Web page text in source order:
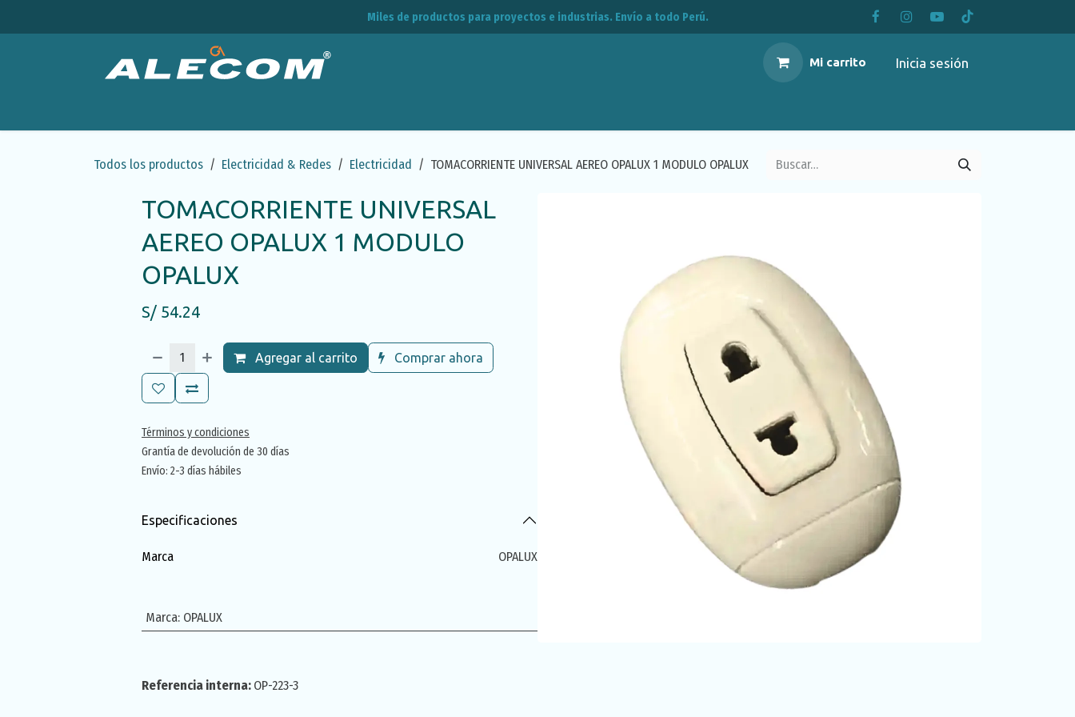
Miles de productos para proyectos e industrias. Envío a todo Perú.
Mi carrito Inicia sesión
Todos los productos Electricidad & Redes Electricidad TOMACORRIENTE UNIVERSAL AEREO OPALUX 1 MODULO OPALUX
TOMACORRIENTE UNIVERSAL
AEREO OPALUX 1 MODULO
OPALUX
S/ 54.24
Agregar al carrito Comprar ahora
Términos y condiciones
Grantía de devolución de 30 días
Envío: 2-3 días hábiles
Especificaciones
Marca OPALUX
Marca: OPALUX
Referencia interna: OP-223-3